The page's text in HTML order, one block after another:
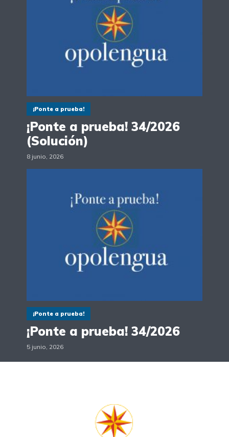
¡Ponte a prueba!
¡Ponte a prueba! 34/2026
(Solución)
8 junio, 2026
¡Ponte a prueba!
¡Ponte a prueba! 34/2026
5 junio, 2026